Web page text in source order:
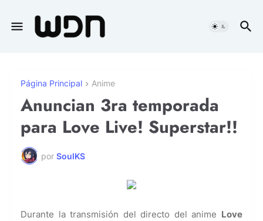
Página Principal Anime
Anuncian 3ra temporada
para Love Live! Superstar!!
por SoulKS
Durante la transmisión del directo del anime Love